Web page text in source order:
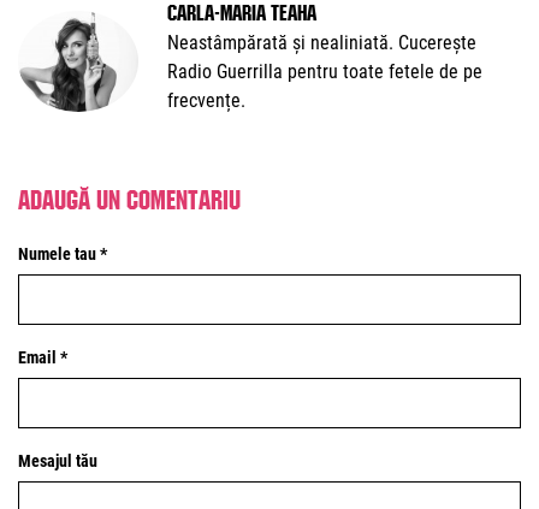
Carla-Maria Teaha
Neastâmpărată și nealiniată. Cucerește
Radio Guerrilla pentru toate fetele de pe
frecvențe.
Adaugă un comentariu
Numele tau *
Email *
Mesajul tău